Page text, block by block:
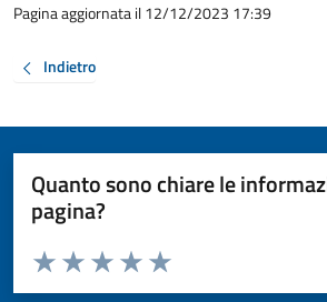
Pagina aggiornata il 12/12/2023 17:39
Indietro
Quanto sono chiare le
pagina?
Valuta da 1 a 5 stelle la pagina
Valuta 5 stelle su 5
Valuta 4 stelle su 5
Valuta 3 stelle su 5
Valuta 2 stelle su 5
Valuta 1 stelle su 5